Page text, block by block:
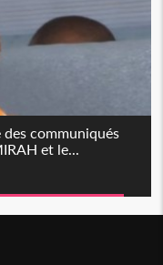
communiqués
et le...